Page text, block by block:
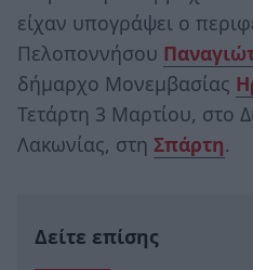
είχαν υπογράψει ο
Πελοποννήσου
δήμαρχο Μονεμβασίας
Τετάρτη 3 Μαρτίου, στο
Λακωνίας, στη Σπάρτη.
Δείτε επίσης